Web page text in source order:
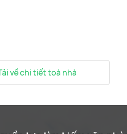
về chi tiết toà nhà